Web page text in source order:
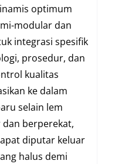
optimum
modular dan
integrasi spesifik
prosedur, dan
kualitas
ke dalam
selain lem
dan berperekat,
diputar keluar
halus demi